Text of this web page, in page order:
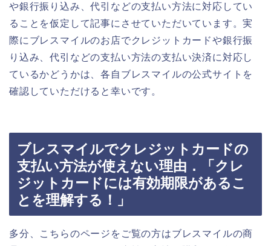
や銀行振り込み、代引などの支払い方法に対応してい
ることを仮定して記事にさせていただいています。実
際にブレスマイルのお店でクレジットカードや銀行振
り込み、代引などの支払い方法の支払い決済に対応し
ているかどうかは、各自ブレスマイルの公式サイトを
確認していただけると幸いです。
ブレスマイルでクレジットカードの
支払い方法が使えない理由．「クレ
ジットカードには有効期限があるこ
とを理解する！」
多分、こちらのページをご覧の方はブレスマイルの商